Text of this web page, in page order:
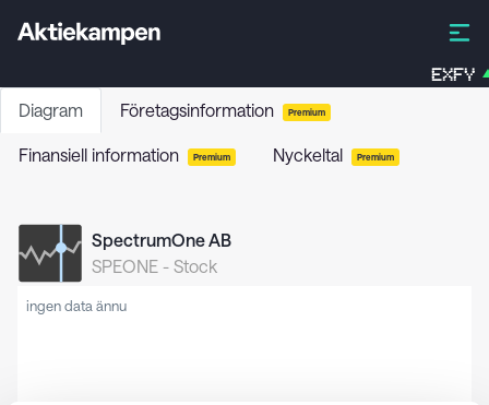
EXFY
Diagram Företagsinformation Premium
Finansiell information Premium Nyckeltal Premium
SpectrumOne AB
SPEONE - Stock
ingen data ännu